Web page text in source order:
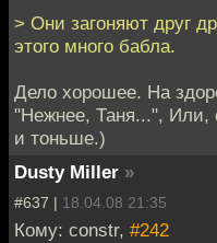
> Они загоняют друг
этого много бабла.
Дело хорошее. На
"Нежнее, Таня...", Или,
и тоньше.)
Dusty Miller »
#637 | 18.04.08 21:35
Кому: constr, #242